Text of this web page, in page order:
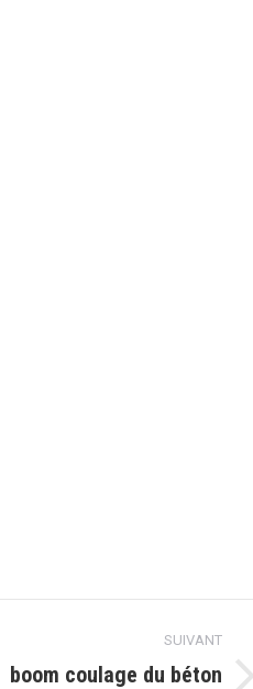
SUIVANT
boom coulage du béton